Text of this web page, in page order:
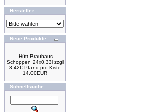
Hersteller
Neue Produkte
.Hütt Brauhaus
Schoppen 24x0.33l zzgl
3.42€ Pfand pro Kiste
14.00EUR
Schnellsuche